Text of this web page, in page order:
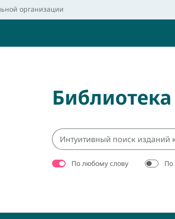
организации
По любому слову По